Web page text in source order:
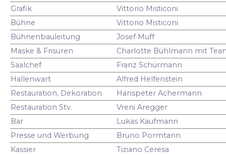
Grafik
Vittorio Misticoni
Bühne
Vittorio Misticoni
Bühnenbauleitung
Josef Muff
Maske & Frisuren
Charlotte Bühlmann mit
Saalchef
Franz Schürmann
Hallenwart
Alfred Helfenstein
Restauration, Dekoration
Hanspeter Achermann
Restauration Stv.
Vreni Aregger
Bar
Lukas Kaufmann
Presse und Werbung
Bruno Pormtann
Kassier
Tiziano Ceresa